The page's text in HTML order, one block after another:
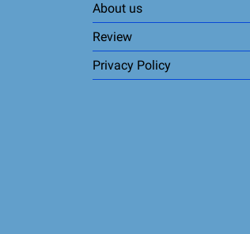
About us
Review
Privacy Policy